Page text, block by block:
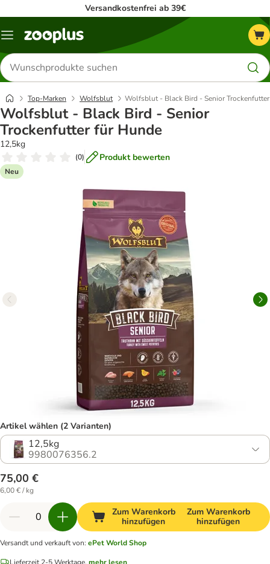
Versandkostenfrei ab 39€
Menü
Produkte
suchen
Top-Marken Wolfsblut Wolfsblut - Black Bird - Senior
Wolfsblut - Black Bird - Senior
Trockenfutter für Hunde
12,5kg
(0) Produkt bewerten
Neu
Artikel wählen (2 Varianten)
12,5kg
9980076356.2
75,00 €
6,00 € / kg
Zum Warenkorb
hinzufügen
Zum Warenkorb
hinzufügen
Versandt und verkauft von: ePet World Shop
Lieferzeit 2-5 Werktage. mehr lesen